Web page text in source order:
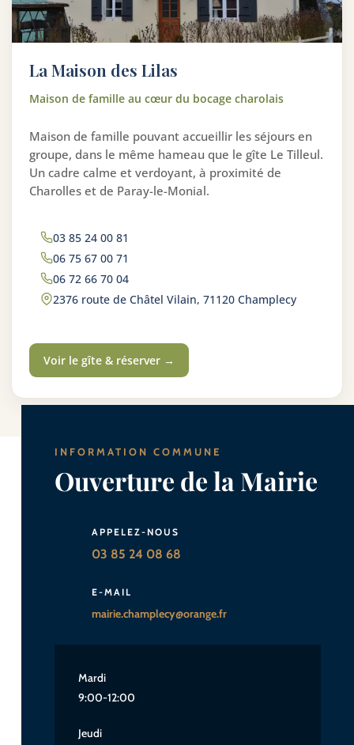
La Maison des Lilas
Maison de famille au cœur du bocage charolais
Maison de famille pouvant accueillir les séjours en
groupe, dans le même hameau que le gîte Le Tilleul.
Un cadre calme et verdoyant, à proximité de
Charolles et de Paray-le-Monial.
03 85 24 00 81
06 75 67 00 71
06 72 66 70 04
2376 route de Châtel Vilain, 71120 Champlecy
Voir le gîte & réserver →
INFORMATION COMMUNE
Ouverture de la Mairie
APPELEZ-NOUS
03 85 24 08 68
E-MAIL
mairie.champlecy@orange.fr
Mardi
9:00-12:00
Jeudi